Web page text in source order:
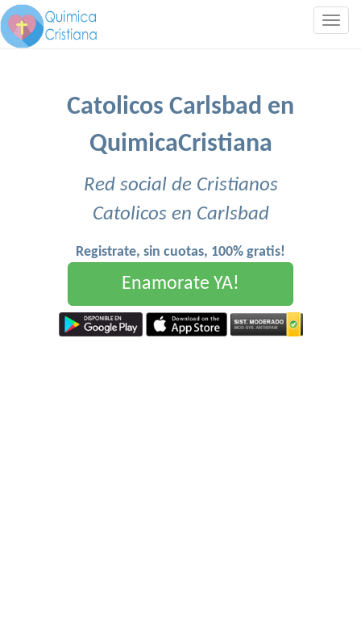
Catolicos Carlsbad en
QuimicaCristiana
Red social de Cristianos
Catolicos en Carlsbad
Registrate, sin cuotas, 100% gratis!
Enamorate YA!